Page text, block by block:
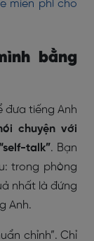
miễn phí cho
bằng
đưa tiếng Anh
chuyện với
“self-talk”. Bạn
trong phòng
nhất là đứng
Anh.
chỉnh”. Chỉ